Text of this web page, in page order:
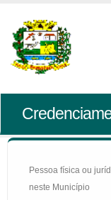
Pessoa física ou
neste Município